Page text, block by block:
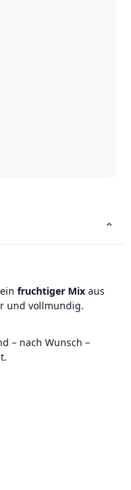
⌄
fruchtiger Mix aus
und vollmundig.
– nach Wunsch –